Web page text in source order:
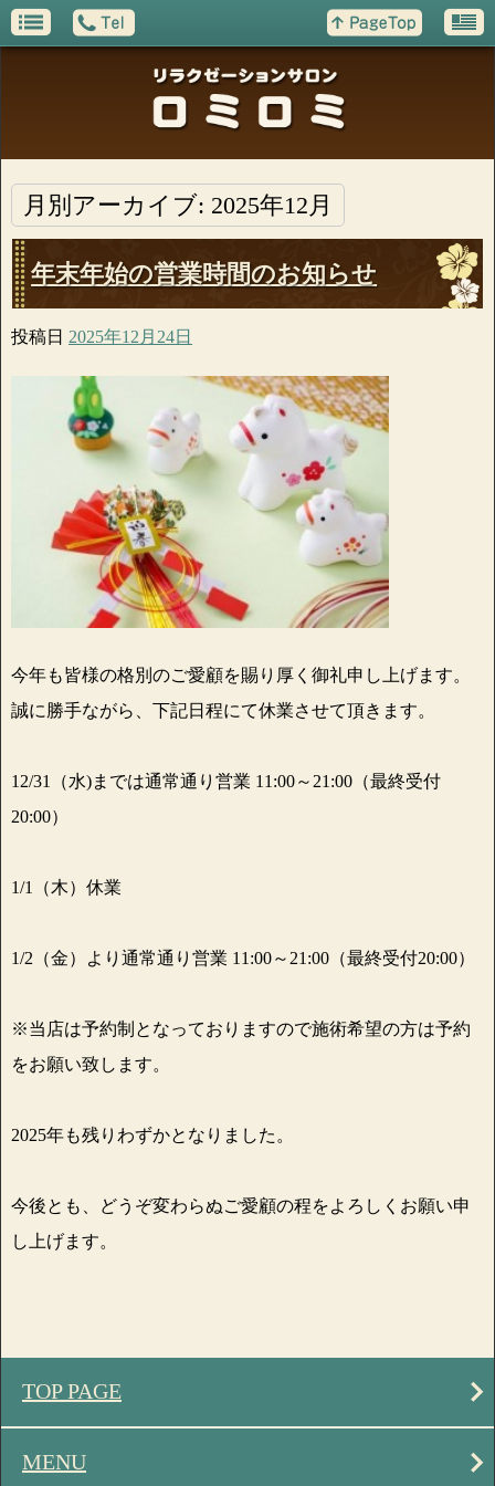
月別アーカイブ: 2025年12月
年末年始の営業時間のお知らせ
投稿日 2025年12月24日
今年も皆様の格別のご愛顧を賜り厚く御礼申し上げます。
誠に勝手ながら、下記日程にて休業させて頂きます。
12/31（水)までは通常通り営業 11:00～21:00（最終受付
20:00）
1/1（木）休業
1/2（金）より通常通り営業 11:00～21:00（最終受付20:00）
※当店は予約制となっておりますので施術希望の方は予約
をお願い致します。
2025年も残りわずかとなりました。
今後とも、どうぞ変わらぬご愛顧の程をよろしくお願い申
し上げます。
TOP PAGE
MENU